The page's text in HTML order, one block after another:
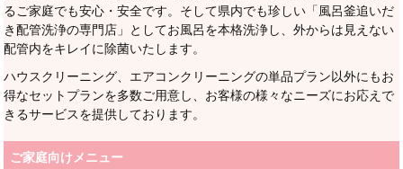
るご家庭でも安心・安全です。そして県内でも珍しい「風呂釜追いだ
き配管洗浄の専門店」としてお風呂を本格洗浄し、外からは見えない
配管内をキレイに除菌いたします。
ハウスクリーニング、エアコンクリーニングの単品プラン以外にもお
得なセットプランを多数ご用意し、お客様の様々なニーズにお応えで
きるサービスを提供しております。
ご家庭向けメニュー